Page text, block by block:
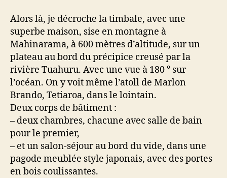
Alors là, je décroche la timbale, avec une
superbe maison, sise en montagne à
Mahinarama, à 600 mètres d’altitude, sur un
plateau au bord du précipice creusé par la
rivière Tuahuru. Avec une vue à 180 ° sur
l’océan. On y voit même l’atoll de Marlon
Brando, Tetiaroa, dans le lointain.
Deux corps de bâtiment :
– deux chambres, chacune avec salle de bain
pour le premier,
– et un salon-séjour au bord du vide, dans une
pagode meublée style japonais, avec des portes
en bois coulissantes.